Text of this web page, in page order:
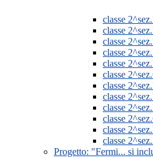
classe
classe
classe
classe
classe
classe
classe
classe
classe
classe
classe
classe
Progetto: "Fermi... si